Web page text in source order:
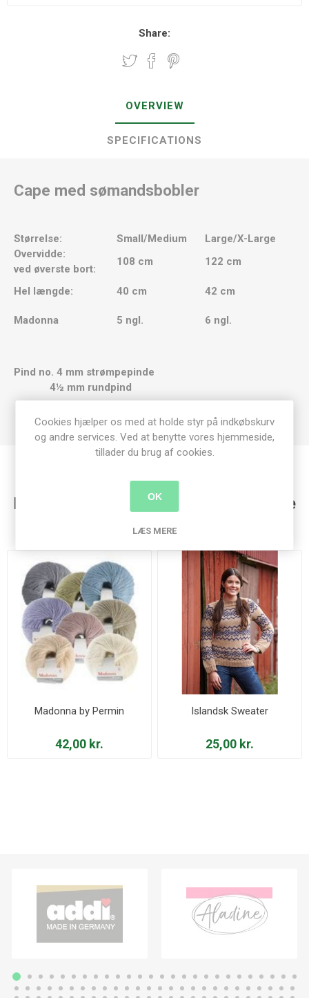
Share:
OVERVIEW
SPECIFICATIONS
Cape med sømandsbobler
​Størrelse: Small/Medium​
Large/X-Large​
​Overvidde:
ved øverste bort:
108 cm​ 122 cm​
​Hel længde: 40 cm​ 42 cm​
​Madonna 5 ngl. 6 ngl.
Pind no. 4 mm strømpepinde
4½ mm rundpind
Kunder der har købt denne vare købte
også
Madonna by Permin
42,00 kr.
Islandsk Sweater
25,00 kr.
Cookies hjælper os med at holde styr på indkøbskurv
og andre services. Ved at benytte vores hjemmeside,
tillader du brug af cookies.
OK
LÆS MERE